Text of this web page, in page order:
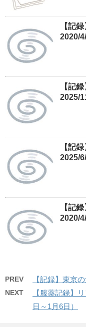
【記
2020/4/
【記
2025/
【記
2025/6/
【記
2020/4/
PREV 【記録】東京
NEXT
【服薬記録】
日～1月6日）